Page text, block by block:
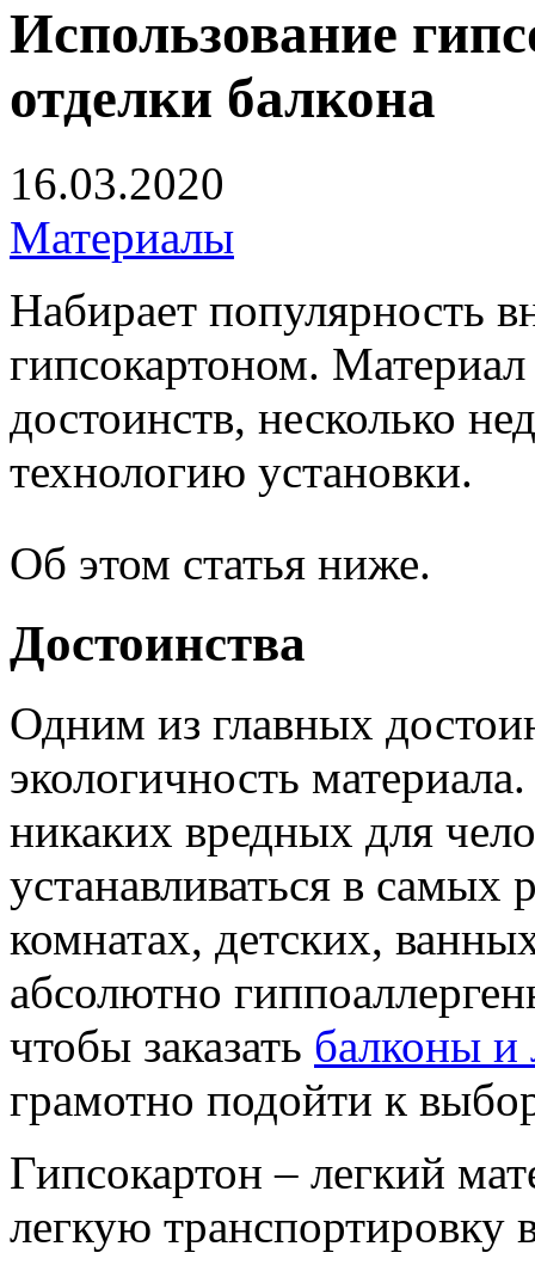
Использование
отделки балкона
16.03.2020
Материалы
Набирает популярность
гипсокартоном.
достоинств, несколько
технологию установки.
Об этом статья ниже.
Достоинства
Одним из главных
экологичность
никаких вредных для
устанавливаться в
комнатах, детских,
абсолютно
чтобы заказать балконы
грамотно подойти к
Гипсокартон – легкий
легкую транспортировку